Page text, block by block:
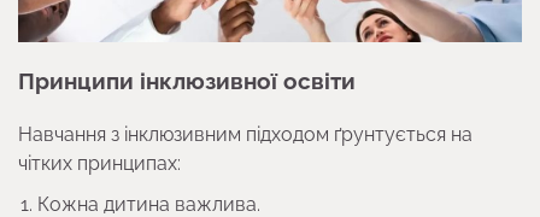
Принципи інклюзивної освіти
Навчання з інклюзивним підходом ґрунтується на
чітких принципах:
Кожна дитина важлива.